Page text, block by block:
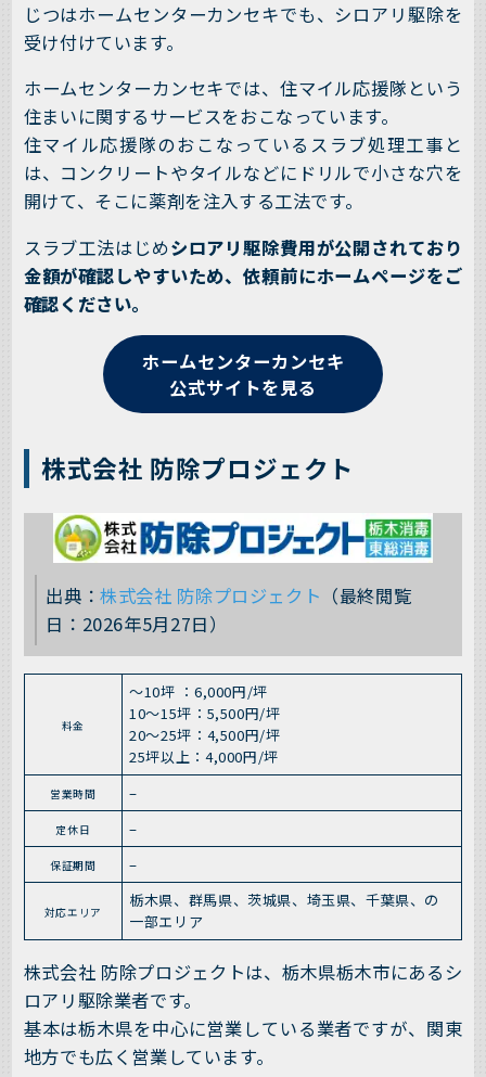
じつはホームセンターカンセキでも、シロアリ駆除を
受け付けています。
ホームセンターカンセキでは、住マイル応援隊という
住まいに関するサービスをおこなっています。
住マイル応援隊のおこなっているスラブ処理工事と
は、コンクリートやタイルなどにドリルで小さな穴を
開けて、そこに薬剤を注入する工法です。
スラブ工法はじめシロアリ駆除費用が公開されており
金額が確認しやすいため、依頼前にホームページをご
確認ください。
ホームセンターカンセキ
公式サイトを見る
株式会社 防除プロジェクト
出典：株式会社 防除プロジェクト （最終閲覧
日：2026年5月27日）
料金
〜10坪 ：6,000円/坪
10〜15坪：5,500円/坪
20〜25坪：4,500円/坪
25坪以上：4,000円/坪
営業時間 –
定休日 –
保証期間 –
対応エリア
栃木県、群馬県、茨城県、埼玉県、千葉県、の
一部エリア
株式会社 防除プロジェクトは、栃木県栃木市にあるシ
ロアリ駆除業者です。
基本は栃木県を中心に営業している業者ですが、関東
地方でも広く営業しています。